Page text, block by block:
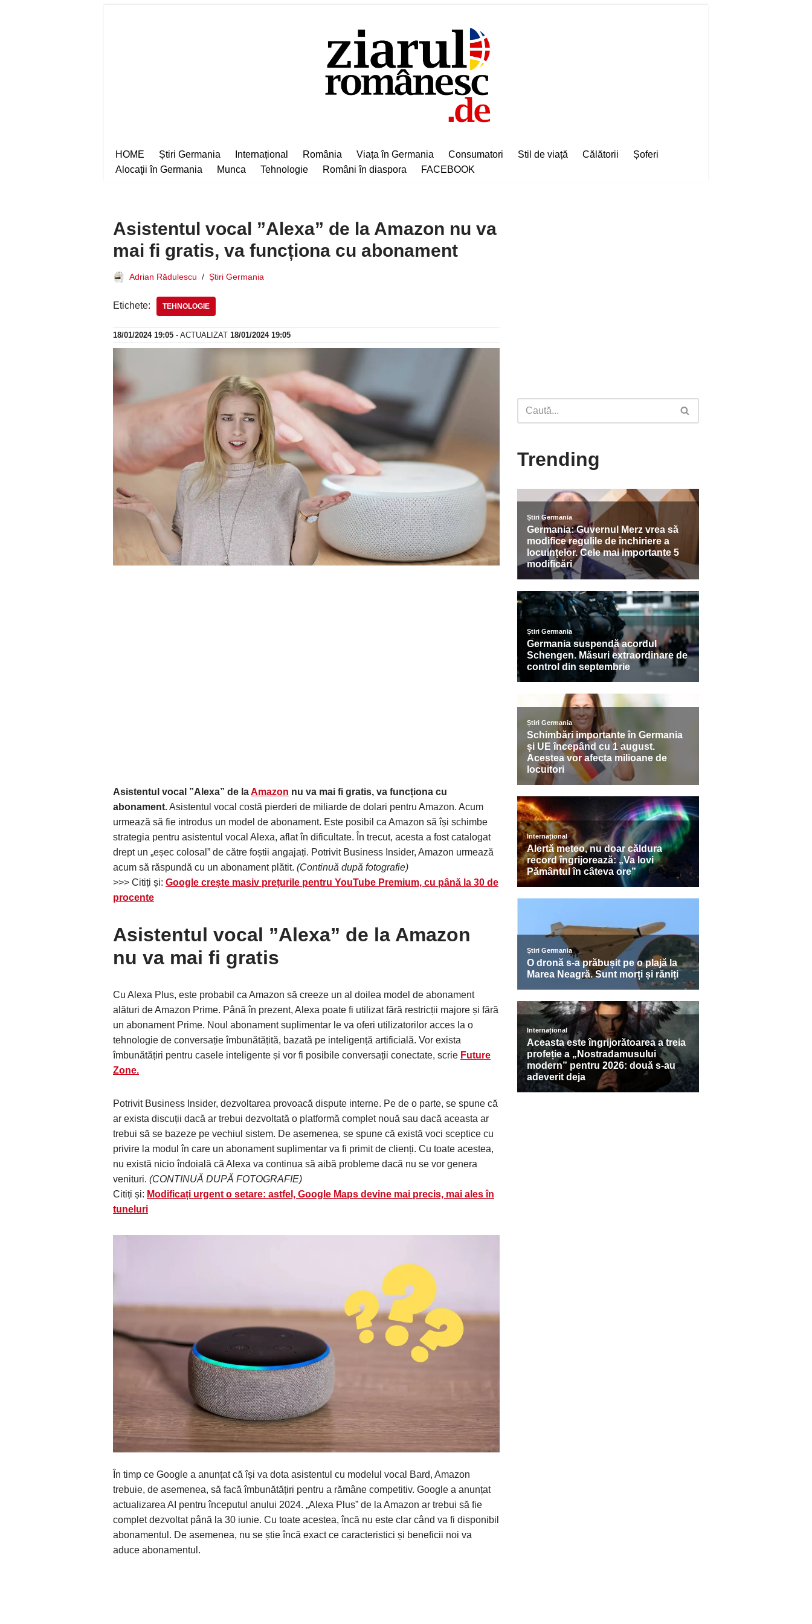
HOME Știri Germania Internațional România Viața în Germania Consumatori Stil de viață Călătorii
Șoferi
Alocaţii în Germania
Munca Tehnologie Români în diaspora FACEBOOK
Asistentul vocal ”Alexa” de la Amazon nu va
mai fi gratis, va funcționa cu abonament
Adrian Rădulescu Știri Germania
Etichete: TEHNOLOGIE
18/01/2024 19:05 - ACTUALIZAT 18/01/2024 19:05
Asistentul vocal ”Alexa” de laAmazon nu va mai fi gratis, va funcționa cu
abonament.Asistentul vocal costă pierderi de miliarde de dolari pentru Amazon. Acum
urmează să fie introdus un model de abonament. Este posibil ca Amazon să își schimbe
strategia pentru asistentul vocal Alexa, aflat în dificultate. În trecut, acesta a fost catalogat
drept un „eșec colosal” de către foștii angajați. Potrivit Business Insider, Amazon urmează
acum să răspundă cu un abonament plătit. (Continuă după fotografie)
>>> Citiți și: Google crește masiv prețurile pentru YouTube Premium, cu până la 30 de
procente
Asistentul vocal ”Alexa” de la Amazon
nu va mai fi gratis
Cu Alexa Plus, este probabil ca Amazon să creeze un al doilea model de abonament
alături de Amazon Prime. Până în prezent, Alexa poate fi utilizat fără restricții majore și fără
un abonament Prime. Noul abonament suplimentar le va oferi utilizatorilor acces la o
tehnologie de conversație îmbunătățită, bazată pe inteligență artificială. Vor exista
îmbunătățiri pentru casele inteligente și vor fi posibile conversații conectate, scrie Future
Zone.
Potrivit Business Insider, dezvoltarea provoacă dispute interne. Pe de o parte, se spune că
ar exista discuții dacă ar trebui dezvoltată o platformă complet nouă sau dacă aceasta ar
trebui să se bazeze pe vechiul sistem. De asemenea, se spune că există voci sceptice cu
privire la modul în care un abonament suplimentar va fi primit de clienți. Cu toate acestea,
nu există nicio îndoială că Alexa va continua să aibă probleme dacă nu se vor genera
venituri. (CONTINUĂ DUPĂ FOTOGRAFIE)
Citiți și: Modificați urgent o setare: astfel, Google Maps devine mai precis, mai ales în
tuneluri
În timp ce Google a anunțat că își va dota asistentul cu modelul vocal Bard, Amazon
trebuie, de asemenea, să facă îmbunătățiri pentru a rămâne competitiv. Google a anunțat
actualizarea AI pentru începutul anului 2024. „Alexa Plus” de la Amazon ar trebui să fie
complet dezvoltat până la 30 iunie. Cu toate acestea, încă nu este clar când va fi disponibil
abonamentul. De asemenea, nu se știe încă exact ce caracteristici și beneficii noi va
aduce abonamentul.
Trending